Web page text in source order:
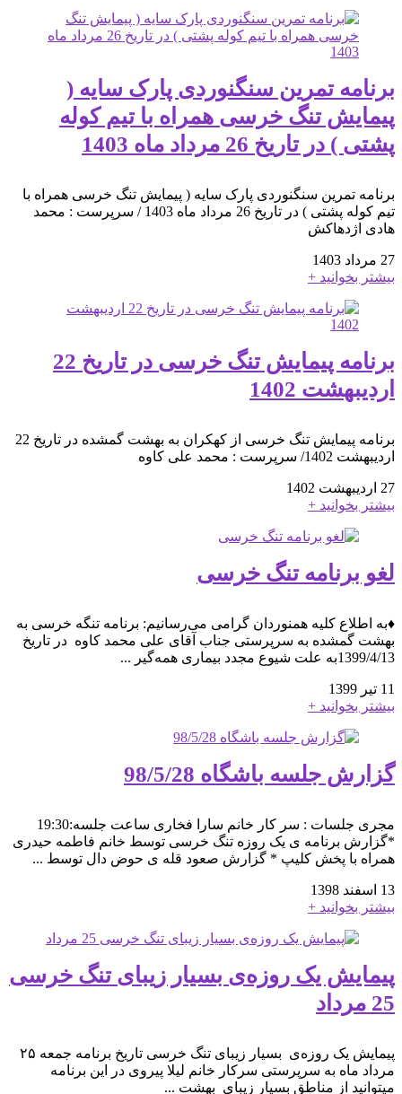
برنامه تمرین سنگنوردی پارک سایه (
پیمایش تنگ خرسی همراه با تیم کوله
پشتی ) در تاریخ 26 مرداد ماه 1403
برنامه تمرین سنگنوردی پارک سایه ( پیمایش تنگ خرسی همراه با
تیم کوله پشتی ) در تاریخ 26 مرداد ماه 1403 / سرپرست : محمد
هادی اژدهاکش
27 مرداد 1403
بیشتر بخوانید +
برنامه پیمایش تنگ خرسی در تاریخ 22
اردیبهشت 1402
برنامه پیمایش تنگ خرسی از کهکران به بهشت گمشده در تاریخ 22
اردیبهشت 1402/ سرپرست : محمد علی کاوه
27 اردیبهشت 1402
بیشتر بخوانید +
لغو برنامه تنگ خرسی
♦️به اطلاع کلیه همنوردان گرامی می‌رسانیم: برنامه تنگه خرسی به
بهشت گمشده به سرپرستی جناب آقای علی محمد کاوه در تاریخ
1399/4/13به علت شیوع مجدد بیماری همه‌گیر ...
11 تیر 1399
بیشتر بخوانید +
گزارش جلسه باشگاه 98/5/28
مجری جلسات : سر کار خانم سارا فخاری ساعت جلسه:19:30
*گزارش برنامه ی یک روزه تنگ خرسی توسط خانم فاطمه حیدری
همراه با پخش کلیپ * گزارش صعود قله ی حوض دال توسط ...
13 اسفند 1398
بیشتر بخوانید +
پیمایش یک روزه‌ی بسیار زیبای تنگ خرسی
25 مرداد
پیمایش یک روزه‌ی بسیار زیبای تنگ خرسی تاریخ برنامه جمعه ۲۵
مرداد ماه به سرپرستی سرکار خانم لیلا پیروی در این برنامه
میتوانید از مناطق بسیار زیبای بهشت ...